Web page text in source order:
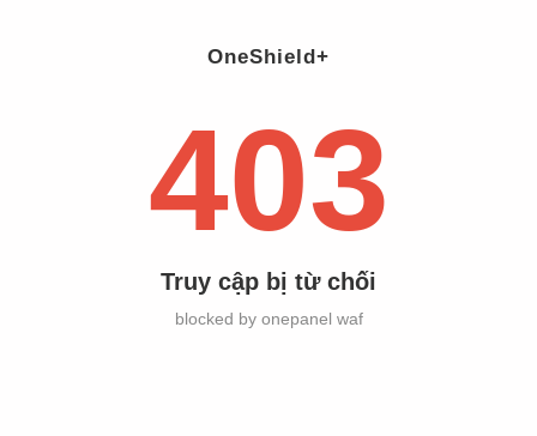
OneShield+
403
Truy cập bị từ chối
blocked by onepanel waf